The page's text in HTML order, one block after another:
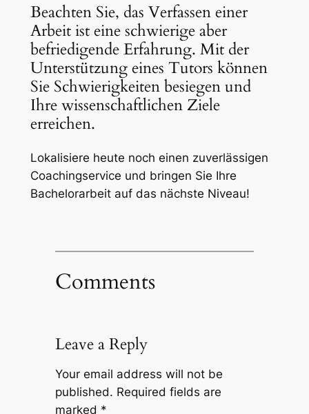
Beachten Sie, das Verfassen einer
Arbeit ist eine schwierige aber
befriedigende Erfahrung. Mit der
Unterstützung eines Tutors können
Sie Schwierigkeiten besiegen und
Ihre wissenschaftlichen Ziele
erreichen.
Lokalisiere heute noch einen zuverlässigen
Coachingservice und bringen Sie Ihre
Bachelorarbeit auf das nächste Niveau!
Comments
Leave a Reply
Your email address will not be
published. Required fields are
marked *